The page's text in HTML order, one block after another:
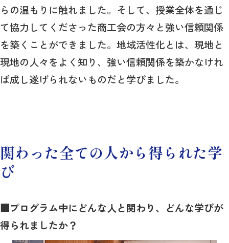
らの温もりに触れました。そして、授業全体を通じ
て協力してくださった商工会の方々と強い信頼関係
を築くことができました。地域活性化とは、現地と
現地の人々をよく知り、強い信頼関係を築かなけれ
ば成し遂げられないものだと学びました。
関わった全ての人から得られた学
び
■プログラム中にどんな人と関わり、どんな学びが
得られましたか？